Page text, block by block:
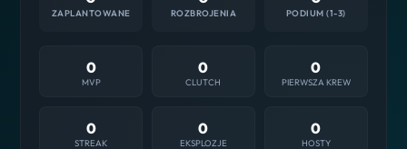
ZAPLANTOWANE ROZBROJENIA PODIUM (1-3)
0
MVP
0
CLUTCH
0
PIERWSZA KREW
0
STREAK
0
EKSPLOZJE
0
HOSTY